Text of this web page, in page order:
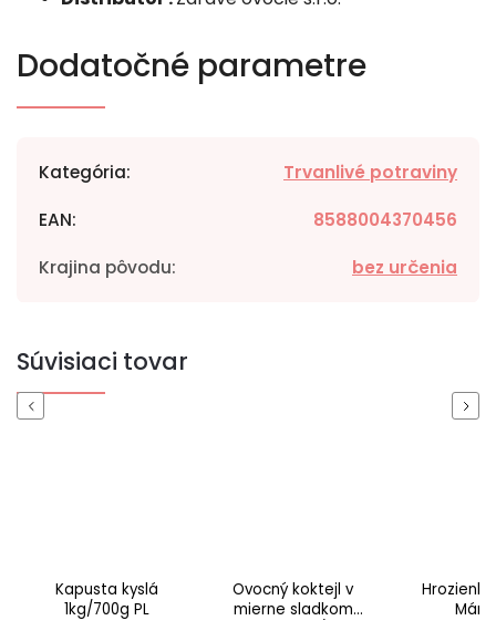
Dodatočné parametre
Kategória: Trvanlivé potraviny
EAN: 8588004370456
Krajina pôvodu: bez určenia
Súvisiaci tovar
Previous
Kapusta kyslá
1kg/700g PL
Ovocný koktejl v
mierne sladkom
Next